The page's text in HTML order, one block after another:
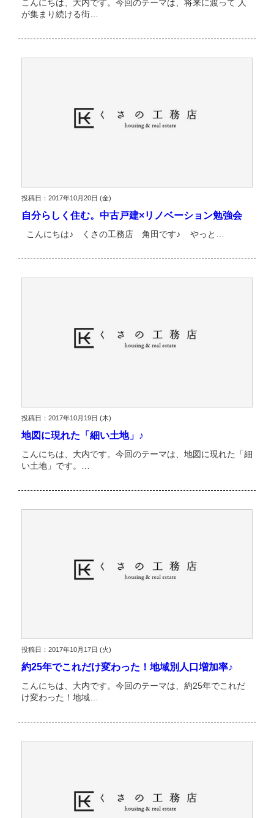
こんにちは、大内です。今回のテーマは、将来に渡って 人
が集まり続ける街…
投稿日：2017年10月20日 (金)
自分らしく住む。中古戸建×リノベーション勉強会
こんにちは♪ くさの工務店 角田です♪ やっと…
投稿日：2017年10月19日 (木)
地図に現れた「細い土地」♪
こんにちは、大内です。今回のテーマは、地図に現れた「細
い土地」です。…
投稿日：2017年10月17日 (火)
約25年でこれだけ変わった！地域別人口増加率♪
こんにちは、大内です。今回のテーマは、約25年でこれだ
け変わった！地域…